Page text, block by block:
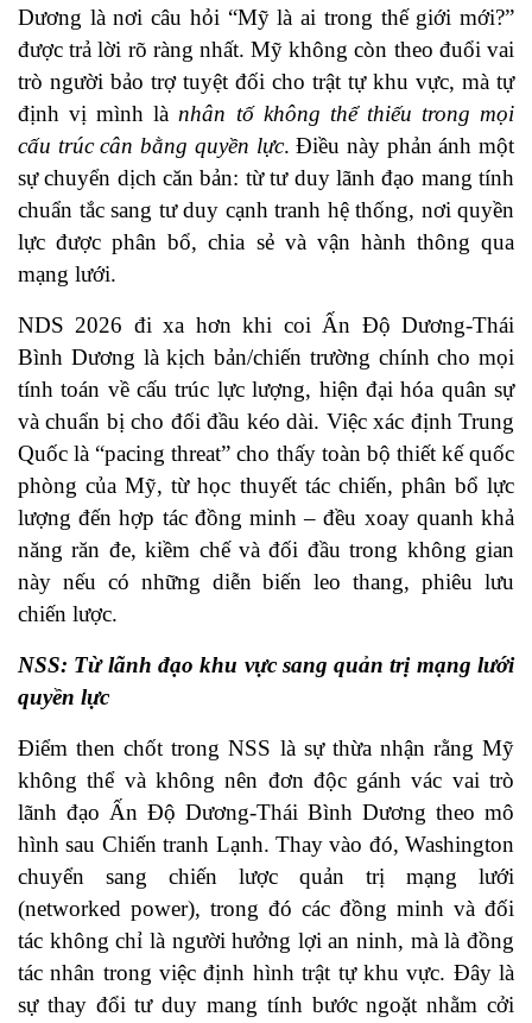
Dương là nơi câu hỏi “Mỹ là ai trong thế giới mới?”
được trả lời rõ ràng nhất. Mỹ không còn theo đuổi vai
trò người bảo trợ tuyệt đối cho trật tự khu vực, mà tự
định vị mình lànhân tố không thể thiếu trong mọi
cấu trúc cân bằng quyền lực. Điều này phản ánh một
sự chuyển dịch căn bản: từ tư duy lãnh đạo mang tính
chuẩn tắc sang tư duy cạnh tranh hệ thống, nơi quyền
lực được phân bổ, chia sẻ và vận hành thông qua
mạng lưới.
NDS 2026 đi xa hơn khi coi Ấn Độ Dương-Thái
Bình Dương là kịch bản/chiến trường chính cho mọi
tính toán về cấu trúc lực lượng, hiện đại hóa quân sự
và chuẩn bị cho đối đầu kéo dài. Việc xác định Trung
Quốc là “pacing threat” cho thấy toàn bộ thiết kế quốc
phòng của Mỹ, từ học thuyết tác chiến, phân bổ lực
lượng đến hợp tác đồng minh – đều xoay quanh khả
năng răn đe, kiềm chế và đối đầu trong không gian
này nếu có những diễn biến leo thang, phiêu lưu
chiến lược.
NSS: Từ lãnh đạo khu vực sang quản trị mạng lưới
quyền lực
Điểm then chốt trong NSS là sự thừa nhận rằng Mỹ
không thể và không nên đơn độc gánh vác vai trò
lãnh đạo Ấn Độ Dương-Thái Bình Dương theo mô
hình sau Chiến tranh Lạnh. Thay vào đó, Washington
chuyển sang chiến lược quản trị mạng lưới
(networked power), trong đó các đồng minh và đối
tác không chỉ là người hưởng lợi an ninh, mà là đồng
tác nhân trong việc định hình trật tự khu vực. Đây là
sự thay đổi tư duy mang tính bước ngoặt nhằm cởi